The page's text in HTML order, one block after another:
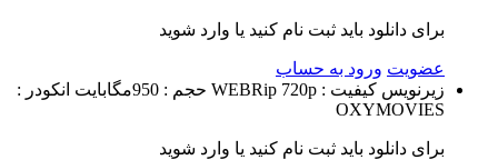
برای دانلود باید ثبت نام کنید یا وارد شوید
عضویت ورود به حساب
زیرنویس کیفیت : WEBRip 720p حجم : 950مگابایت
انکودر :
OXYMOVIES
برای دانلود باید ثبت نام کنید یا وارد شوید